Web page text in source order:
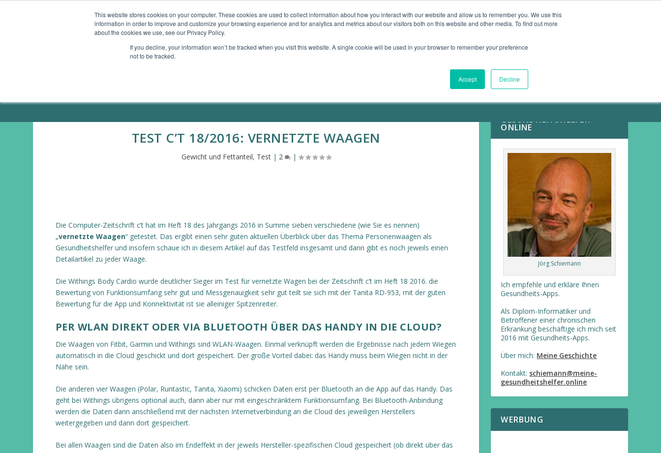
This website stores cookies on your computer. These cookies are used to collect information about how you interact with our website and allow us to remember you. We use this
information in order to improve and customize your browsing experience and for analytics and metrics about our visitors both on this website and other media. To find out more
about the cookies we use, see our Privacy Policy.
If you decline, your information won’t be tracked when you visit this website. A single cookie will be used in your browser to remember your preference
not to be tracked.
Accept Decline
GESUNDHEITS-APPS SMARTE GERÄTE MEIN ANGEBOT
TEST C’T 18/2016: VERNETZTE WAAGEN
Gewicht und Fettanteil, Test| 2 |
Die Computer-Zeitschrift c’t hat im Heft 18 des Jahrgangs 2016 in Summe sieben verschiedene (wie Sie es nennen)
„vernetzte Waagen“ getestet. Das ergibt einen sehr guten aktuellen Überblick über das Thema Personenwaagen als
Gesundheitshelfer und insofern schaue ich in diesem Artikel auf das Testfeld insgesamt und dann gibt es noch jeweils einen
Detailartikel zu jeder Waage.
Die Withings Body Cardio wurde deutlicher Sieger im Test für vernetzte Wagen bei der Zeitschrift c’t im Heft 18 2016. die
Bewertung von Funktionsumfang sehr gut und Messgenauigkeit sehr gut teilt sie sich mit der Tanita RD-953, mit der guten
Bewertung für die App und Konnektivität ist sie alleiniger Spitzenreiter.
PER WLAN DIREKT ODER VIA BLUETOOTH ÜBER DAS HANDY IN DIE CLOUD?
Die Waagen von Fitbit, Garmin und Withings sind WLAN-Waagen. Einmal verknüpft werden die Ergebnisse nach jedem Wiegen
automatisch in die Cloud geschickt und dort gespeichert. Der große Vorteil dabei: das Handy muss beim Wiegen nicht in der
Nähe sein.
Die anderen vier Waagen (Polar, Runtastic, Tanita, Xiaomi) schicken Daten erst per Bluetooth an die App auf das Handy. Das
geht bei Withings übrigens optional auch, dann aber nur mit eingeschränktem Funktionsumfang. Bei Bluetooth-Anbindung
werden die Daten dann anschließend mit der nächsten Internetverbindung an die Cloud des jeweiligen Herstellers
weitergegeben und dann dort gespeichert.
Bei allen Waagen sind die Daten also im Endeffekt in der jeweils Hersteller-spezifischen Cloud gespeichert (ob direkt über das
GESUNDHEITSHELFER
ONLINE
Jörg Schiemann
Ich empfehle und erkläre Ihnen
Gesundheits-Apps.
Als Diplom-Informatiker und
Betroffener einer chronischen
Erkrankung beschäftige ich mich seit
2016 mit Gesundheits-Apps.
Über mich: Meine Geschichte
Kontakt: schiemann@meine-
gesundheitshelfer.online
WERBUNG